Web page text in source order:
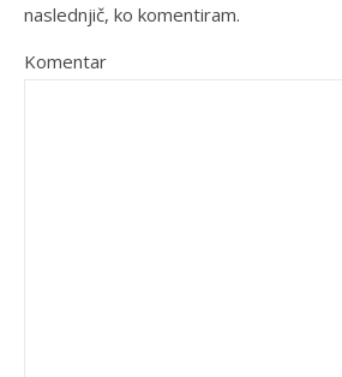
naslednjič, ko komentiram.
Komentar